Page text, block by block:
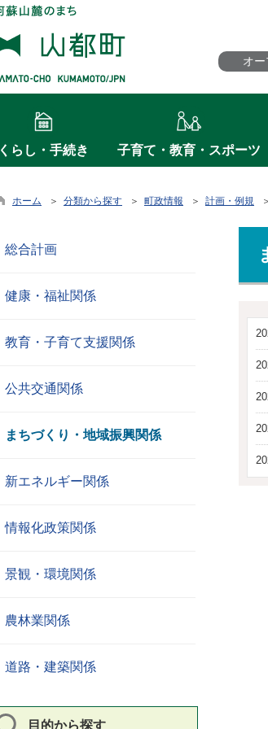
オ
くらし・手続き 子育て・教育・スポーツ
ホーム ＞ 分類から探す ＞ 町政情報 ＞ 計画・例規
総合計画
健康・福祉関係
教育・子育て支援関係
公共交通関係
まちづくり・地域振興関係
新エネルギー関係
情報化政策関係
景観・環境関係
農林業関係
道路・建築関係
目的から探す